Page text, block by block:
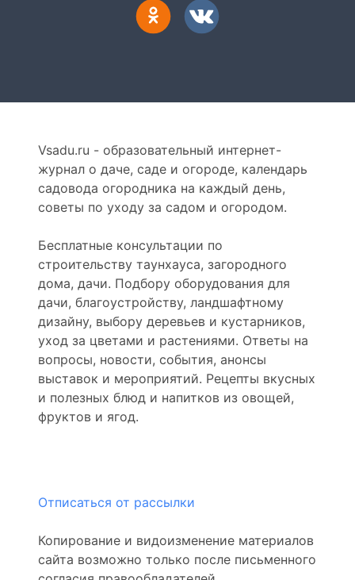
Vsadu.ru - образовательный интернет-
журнал о даче, саде и огороде, календарь
садовода огородника на каждый день,
советы по уходу за садом и огородом.
Бесплатные консультации по
строительству таунхауса, загородного
дома, дачи. Подбору оборудования для
дачи, благоустройству, ландшафтному
дизайну, выбору деревьев и кустарников,
уход за цветами и растениями. Ответы на
вопросы, новости, события, анонсы
выставок и мероприятий. Рецепты вкусных
и полезных блюд и напитков из овощей,
фруктов и ягод.
Отписаться от рассылки
Копирование и видоизменение материалов
сайта возможно только после письменного